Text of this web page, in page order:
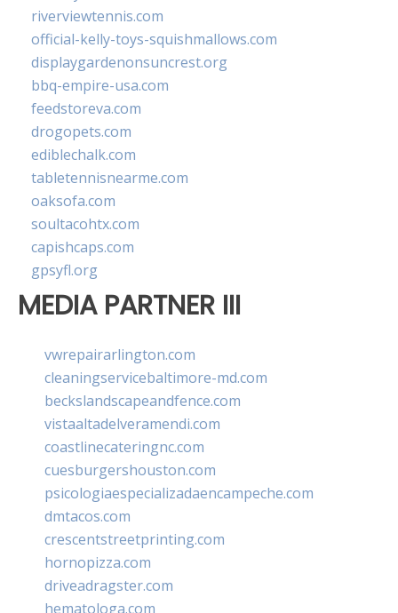
riverviewtennis.com
official-kelly-toys-squishmallows.com
displaygardenonsuncrest.org
bbq-empire-usa.com
feedstoreva.com
drogopets.com
ediblechalk.com
tabletennisnearme.com
oaksofa.com
soultacohtx.com
capishcaps.com
gpsyfl.org
MEDIA PARTNER III
vwrepairarlington.com
cleaningservicebaltimore-md.com
beckslandscapeandfence.com
vistaaltadelveramendi.com
coastlinecateringnc.com
cuesburgershouston.com
psicologiaespecializadaencampeche.com
dmtacos.com
crescentstreetprinting.com
hornopizza.com
driveadragster.com
hematologa.com